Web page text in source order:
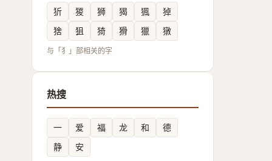
㹞 猣 狮 猲 猦
㹿
猞
狙 猗 猾 獵 獤
与「犭」部相关的字
热搜
一 爱 福 龙 和
德
静
安